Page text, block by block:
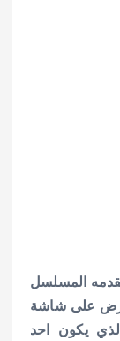
المسلسل
على شاشة
يكون احد